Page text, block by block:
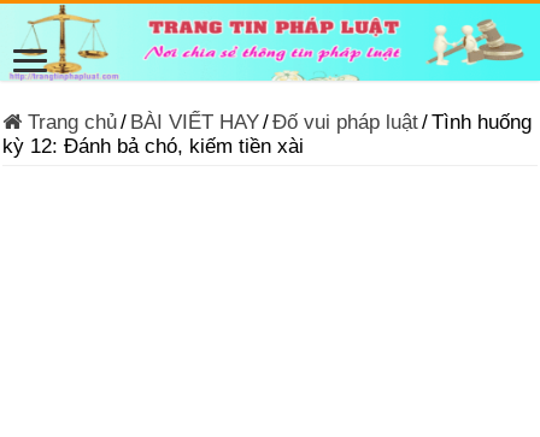
Trang chủ/ BÀI VIẾT HAY/Đố vui pháp luật/Tình huống
kỳ 12: Đánh bả chó, kiếm tiền xài